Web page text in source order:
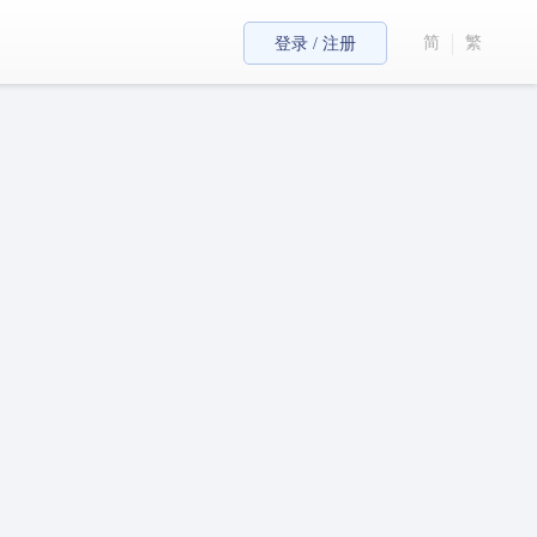
登录 / 注册 简 繁